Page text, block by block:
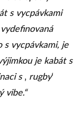
s vycpávkami
s vycpávkami, je
je kabát s
s ‚ rugby‘
vibe.“